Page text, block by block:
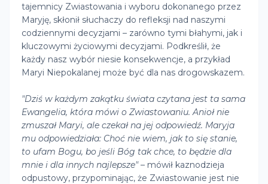
tajemnicy Zwiastowania i wyboru dokonanego przez
Maryję, skłonił słuchaczy do refleksji nad naszymi
codziennymi decyzjami – zarówno tymi błahymi, jak i
kluczowymi życiowymi decyzjami. Podkreślił, że
każdy nasz wybór niesie konsekwencje, a przykład
Maryi Niepokalanej może być dla nas drogowskazem.
"Dziś w każdym zakątku świata czytana jest ta sama
Ewangelia, która mówi o Zwiastowaniu. Anioł nie
zmuszał Maryi, ale czekał na jej odpowiedź. Maryja
mu odpowiedziała: Choć nie wiem, jak to się stanie,
to ufam Bogu, bo jeśli Bóg tak chce, to będzie dla
mnie i dla innych najlepsze"– mówił kaznodzieja
odpustowy, przypominając, że Zwiastowanie jest nie